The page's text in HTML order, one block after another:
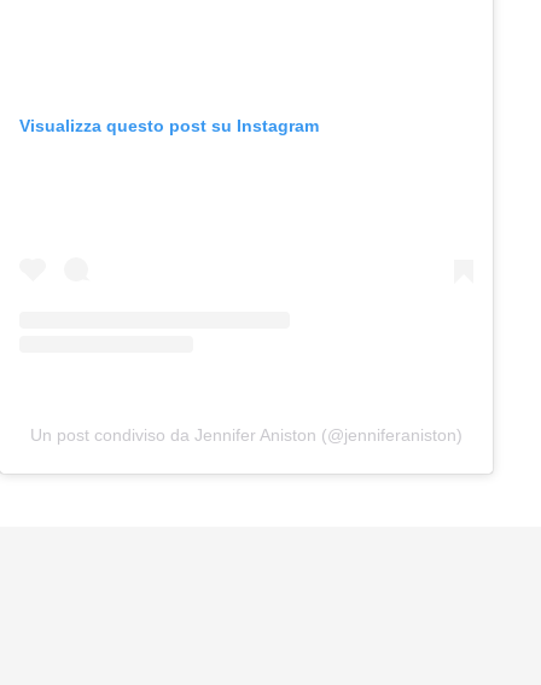
Visualizza questo post su Instagram
Un post condiviso da Jennifer Aniston (@jenniferaniston)